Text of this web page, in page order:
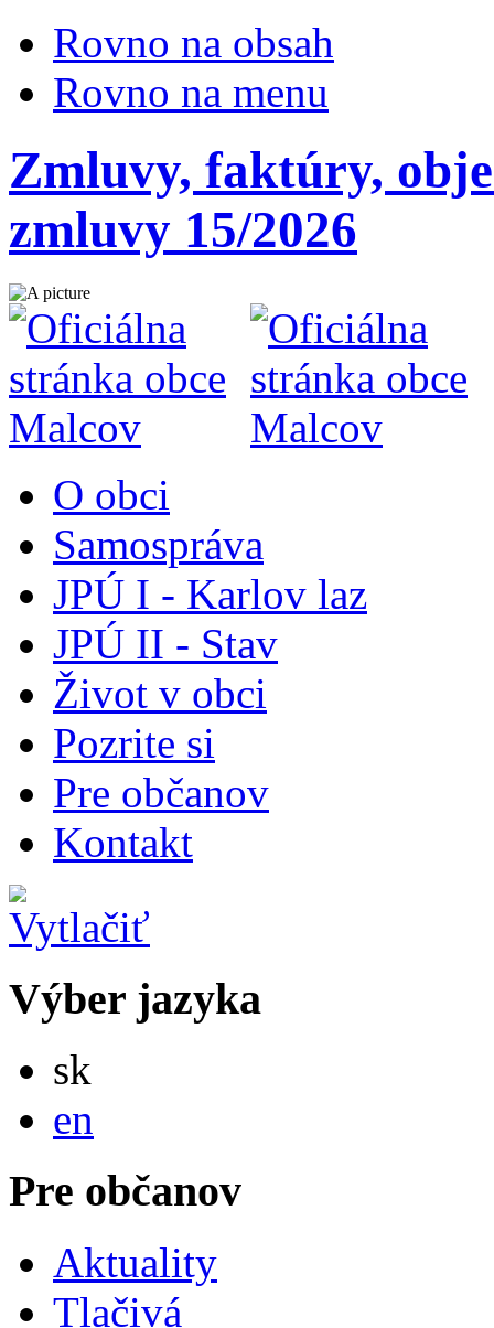
Rovno na obsah
Rovno na menu
Zmluvy, faktúry,
zmluvy 15/2026
O obci
Samospráva
JPÚ I - Karlov laz
JPÚ II - Stav
Život v obci
Pozrite si
Pre občanov
Kontakt
Výber jazyka
sk
en
Pre občanov
Aktuality
Tlačivá